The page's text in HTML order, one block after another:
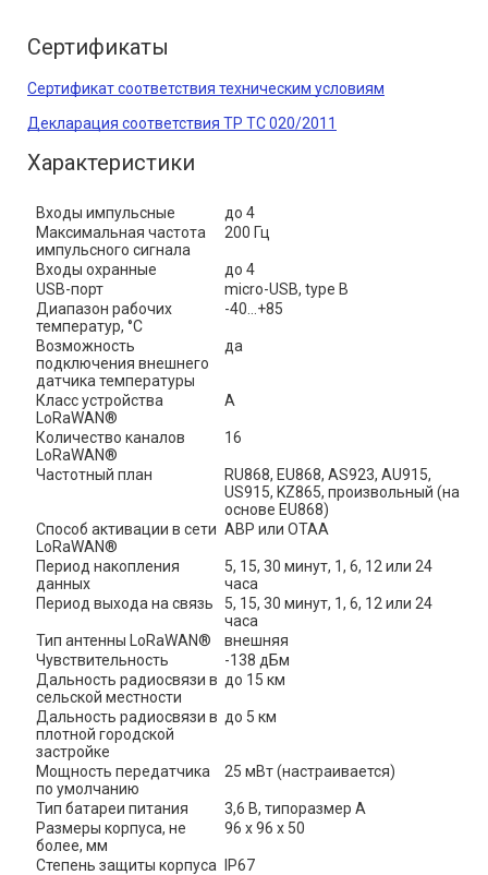
Сертификаты
Сертификат соответствия техническим условиям
Декларация соответствия ТР ТС 020/2011
Характеристики
Входы импульсные
до 4
Максимальная частота
импульсного сигнала
200 Гц
Входы охранные
до 4
USB-порт
micro-USB, type B
Диапазон рабочих
температур, °С
-40…+85
Возможность
подключения внешнего
датчика температуры
да
Класс устройства
LoRaWAN®
A
Количество каналов
LoRaWAN®
16
Частотный план
RU868, EU868, AS923, AU915,
US915, KZ865, произвольный (на
основе EU868)
Способ активации в сети
LoRaWAN®
ABP или OTAA
Период накопления
данных
5, 15, 30 минут, 1, 6, 12 или 24
часа
Период выхода на связь
5, 15, 30 минут, 1, 6, 12 или 24
часа
Тип антенны LoRaWAN®
внешняя
Чувствительность
-138 дБм
Дальность радиосвязи в
сельской местности
до 15 км
Дальность радиосвязи в
плотной городской
застройке
до 5 км
Мощность передатчика
по умолчанию
25 мВт (настраивается)
Тип батареи питания
3,6 В, типоразмер А
Размеры корпуса, не
более, мм
96 х 96 х 50
Степень защиты корпуса
IP67